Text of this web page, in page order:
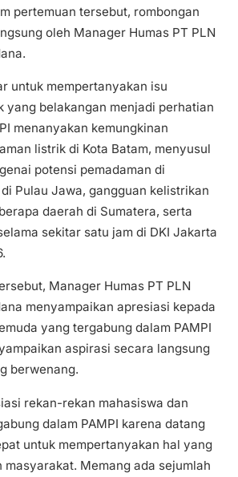
pertemuan tersebut, rombongan
oleh Manager Humas PT PLN
untuk mempertanyakan isu
yang belakangan menjadi perhatian
menanyakan kemungkinan
listrik di Kota Batam, menyusul
potensi pemadaman di
Pulau Jawa, gangguan kelistrikan
daerah di Sumatera, serta
sekitar satu jam di DKI Jakarta
Manager Humas PT PLN
menyampaikan apresiasi kepada
yang tergabung dalam PAMPI
aspirasi secara langsung
berwenang.
rekan-rekan mahasiswa dan
dalam PAMPI karena datang
untuk mempertanyakan hal yang
masyarakat. Memang ada sejumlah